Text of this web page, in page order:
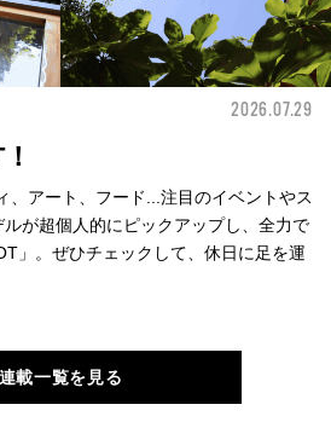
2026.07.29
、アート、フード...注目のイベントやス
が超個人的にピックアップし、全力で
」。ぜひチェックして、休日に足を運
連載一覧を見る